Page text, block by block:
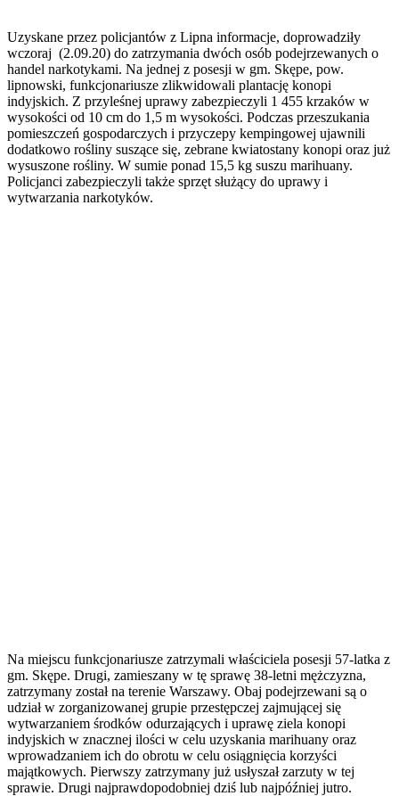
Uzyskane przez policjantów z Lipna informacje, doprowadziły
wczoraj (2.09.20) do zatrzymania dwóch osób podejrzewanych o
handel narkotykami. Na jednej z posesji w gm. Skępe, pow.
lipnowski, funkcjonariusze zlikwidowali plantację konopi
indyjskich. Z przyleśnej uprawy zabezpieczyli 1 455 krzaków w
wysokości od 10 cm do 1,5 m wysokości. Podczas przeszukania
pomieszczeń gospodarczych i przyczepy kempingowej ujawnili
dodatkowo rośliny suszące się, zebrane kwiatostany konopi oraz już
wysuszone rośliny. W sumie ponad 15,5 kg suszu marihuany.
Policjanci zabezpieczyli także sprzęt służący do uprawy i
wytwarzania narkotyków.
Na miejscu funkcjonariusze zatrzymali właściciela posesji 57-latka z
gm. Skępe. Drugi, zamieszany w tę sprawę 38-letni mężczyzna,
zatrzymany został na terenie Warszawy. Obaj podejrzewani są o
udział w zorganizowanej grupie przestępczej zajmującej się
wytwarzaniem środków odurzających i uprawę ziela konopi
indyjskich w znacznej ilości w celu uzyskania marihuany oraz
wprowadzaniem ich do obrotu w celu osiągnięcia korzyści
majątkowych. Pierwszy zatrzymany już usłyszał zarzuty w tej
sprawie. Drugi najprawdopodobniej dziś lub najpóźniej jutro.